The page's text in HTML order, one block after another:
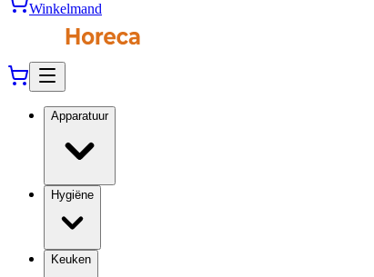
Winkelmand
Apparatuur
Hygiëne
Keuken